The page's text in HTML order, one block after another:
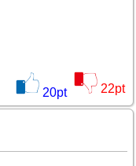
20pt 22pt